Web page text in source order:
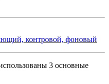
контровой, фоновый
3 основные